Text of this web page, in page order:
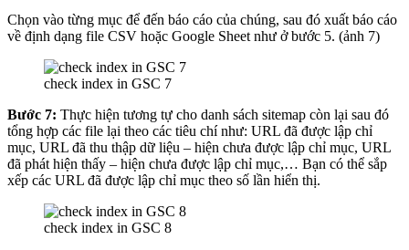
Chọn vào từng mục để đến báo cáo của chúng, sau đó xuất báo cáo
về định dạng file CSV hoặc Google Sheet như ở bước 5. (ảnh 7)
check index in GSC 7
Bước 7: Thực hiện tương tự cho danh sách sitemap còn lại sau đó
tổng hợp các file lại theo các tiêu chí như: URL đã được lập chỉ
mục, URL đã thu thập dữ liệu – hiện chưa được lập chỉ mục, URL
đã phát hiện thấy – hiện chưa được lập chỉ mục,… Bạn có thể sắp
xếp các URL đã được lập chỉ mục theo số lần hiển thị.
check index in GSC 8